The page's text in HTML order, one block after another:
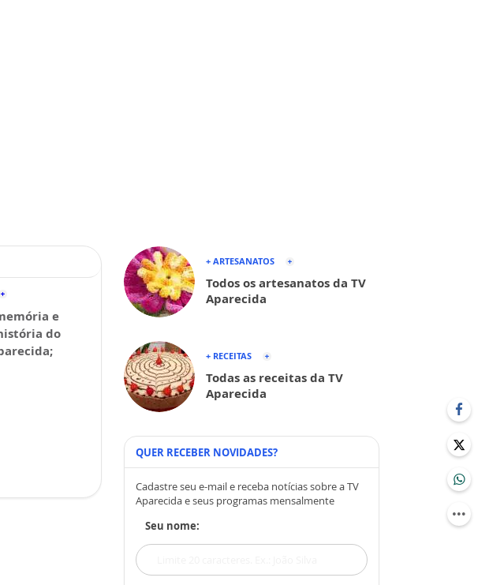
e
do
+ ARTESANATOS
Todos os artesanatos da TV
Aparecida
+ RECEITAS
Todas as receitas da TV
Aparecida
QUER RECEBER NOVIDADES?
Cadastre seu e-mail e receba notícias sobre a TV
Aparecida e seus programas mensalmente
Seu nome: